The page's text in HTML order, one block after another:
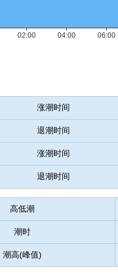
涨潮时间
退潮时间
涨潮时间
退潮时间
高低潮
潮时
潮高(峰值)